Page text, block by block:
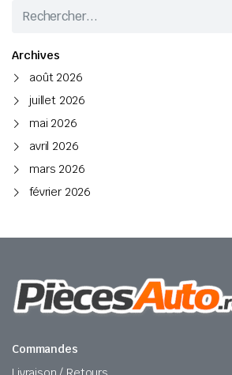
Archives
août 2026
juillet 2026
mai 2026
avril 2026
mars 2026
février 2026
Commandes